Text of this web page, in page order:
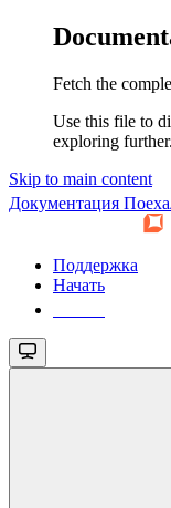
Fetch the
Use this file to
exploring further.
Skip to main content
Документация
Поддержка
Начать